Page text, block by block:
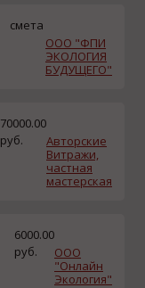
смета
ООО "ФПИ
ЭКОЛОГИЯ
БУДУЩЕГО"
70000.00
руб.
Авторские
Витражи,
частная
мастерская
6000.00
руб.
ООО
"Онлайн
Экология"